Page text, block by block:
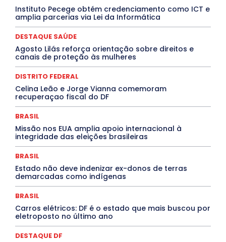
Crônica Política
Cultura e Tal
DANÇA Dengue
Denuncia
DESTAQUE BRASIL
DESTAQUE DF
DESTAQUE SAÚDE
DESTAQUES OUTROS
ELEIÇÕES
EMPREGO E OPORTUNIDADES
ENTORNO
Especial
Espírito Santo
EVENTOS
EXPOSIÇÃO Featured
Febre Amarela
INTELIGÊNCIA ARTIFICIAL
INTERNACIONAL
Jogos Online
JUDICIÁRIO
MEIO AMBIENTE
Paraíba
Paraná Pernambuco Piauí
PROCESSO SELETIVO
QUALIFICAÇÃO PROFISSIONAL
RESIDÊNCIA
Santa Catarina
São Paulo SARAMPO
Saúde Agora
SEGURANÇA
TÁ FROID?
TEATRO TECNOLOGIA
TIC TAC
Mais
Instituto Pecege obtém credenciamento como ICT e
amplia parcerias via Lei da Informática
DESTAQUE SAÚDE
Agosto Lilás reforça orientação sobre direitos e
canais de proteção às mulheres
DISTRITO FEDERAL
Celina Leão e Jorge Vianna comemoram
recuperaçao fiscal do DF
BRASIL
Missão nos EUA amplia apoio internacional à
integridade das eleições brasileiras
BRASIL
Estado não deve indenizar ex-donos de terras
demarcadas como indígenas
BRASIL
Carros elétricos: DF é o estado que mais buscou por
eletroposto no último ano
DESTAQUE DF